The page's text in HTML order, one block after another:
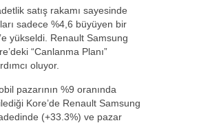
satış rakamı sayesinde
sadece %4,6 büyüyen bir
yükseldi. Renault Samsung
“Canlanma Planı”
oluyor.
pazarının %9 oranında
Kore’de Renault Samsung
(+33.3%) ve pazar